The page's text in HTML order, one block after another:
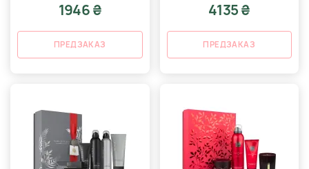
1946 ₴
ПРЕДЗАКАЗ
4135 ₴
ПРЕДЗАКАЗ